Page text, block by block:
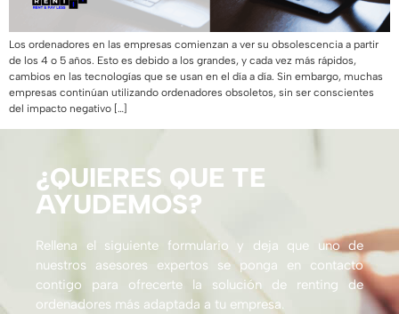
Los ordenadores en las empresas comienzan a ver su obsolescencia a partir
de los 4 o 5 años. Esto es debido a los grandes, y cada vez más rápidos,
cambios en las tecnologías que se usan en el día a día. Sin embargo, muchas
empresas continúan utilizando ordenadores obsoletos, sin ser conscientes
del impacto negativo […]
¿QUIERES QUE TE
AYUDEMOS?
Rellena el siguiente formulario y deja que uno de
nuestros asesores expertos se ponga en contacto
contigo para ofrecerte la solución de renting de
ordenadores más adaptada a tu empresa.